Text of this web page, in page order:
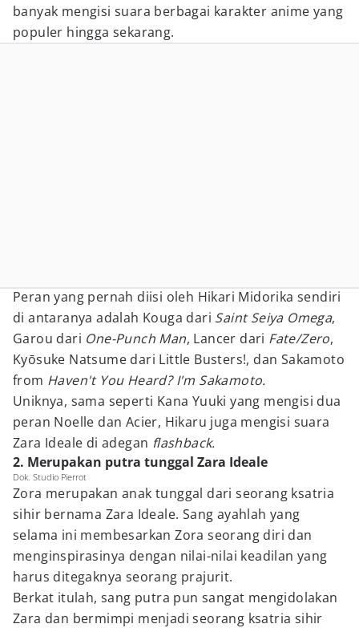
banyak mengisi suara berbagai karakter anime yang
populer hingga sekarang.
Peran yang pernah diisi oleh Hikari Midorika sendiri
di antaranya adalah Kouga dari Saint Seiya Omega,
Garou dari One-Punch Man, Lancer dari Fate/Zero,
Kyōsuke Natsume dari Little Busters!, dan Sakamoto
from Haven't You Heard? I'm Sakamoto.
Uniknya, sama seperti Kana Yuuki yang mengisi dua
peran Noelle dan Acier, Hikaru juga mengisi suara
Zara Ideale di adegan flashback.
2. Merupakan putra tunggal Zara Ideale
Dok. Studio Pierrot
Zora merupakan anak tunggal dari seorang ksatria
sihir bernama Zara Ideale. Sang ayahlah yang
selama ini membesarkan Zora seorang diri dan
menginspirasinya dengan nilai-nilai keadilan yang
harus ditegaknya seorang prajurit.
Berkat itulah, sang putra pun sangat mengidolakan
Zara dan bermimpi menjadi seorang ksatria sihir